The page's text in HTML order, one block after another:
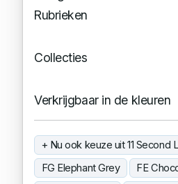
Rubrieken
Collecties
Verkrijgbaar in de kleuren
+ Nu ook keuze uit 11 Second
FG Elephant Grey
FE